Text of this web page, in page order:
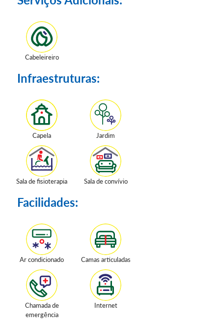
Cabeleireiro
Infraestruturas:
Capela Jardim
Sala de fisioterapia Sala de convívio
Facilidades:
Ar condicionado Camas articuladas
Chamada de
emergência
Internet